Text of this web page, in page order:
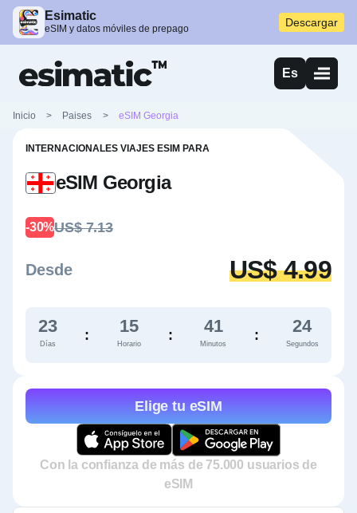
Esimatic
eSIM y datos móviles de prepago Descargar
Es
Inicio > Paises > eSIM Georgia
INTERNACIONALES VIAJES ESIM PARA
eSIM Georgia
-30%US$ 7.13
Desde US$ 4.99
23
Días
: 15
Horario
: 41
Minutos
: 23
Segundos
Elige tu eSIM
Con la confianza de más de 75.000 usuarios de
eSIM